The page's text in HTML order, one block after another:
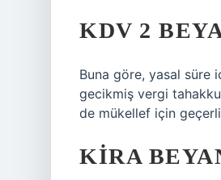
KDV 2
Buna göre, yasal süre
gecikmiş vergi
de mükellef için
KIRA